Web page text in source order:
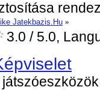
Jatekbazis.Hu »
3.0 / 5.0,